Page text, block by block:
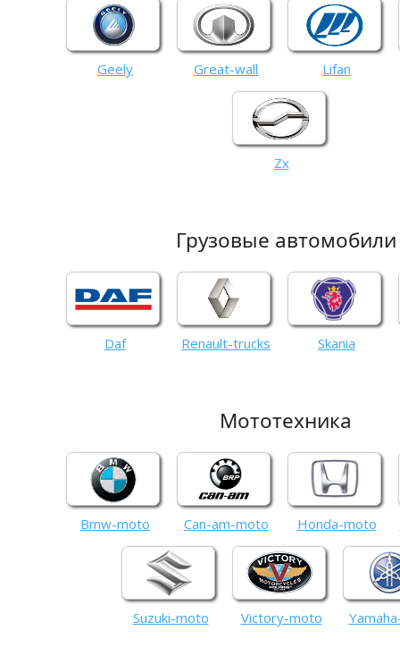
Geely Great-wall Lifan
Zx
Грузовые автомобили
Daf Renault-trucks Skania
Мототехника
Bmw-moto Can-am-moto Honda-moto
Suzuki-moto Victory-moto